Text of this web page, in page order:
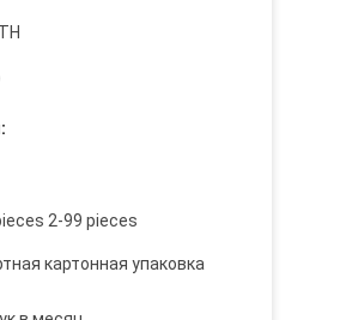
2-99 pieces
картонная упаковка